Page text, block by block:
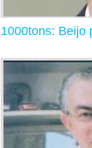
1000tons: Beijo